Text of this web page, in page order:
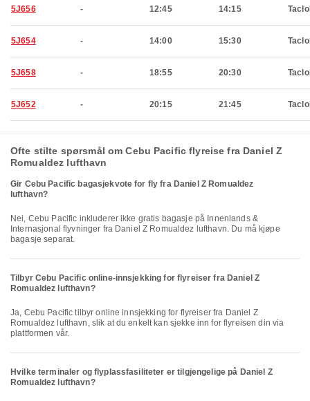
5J656 - 12:45 14:15
5J654 - 14:00 15:30
5J658 - 18:55 20:30
5J652 - 20:15 21:45
Ofte stilte spørsmål om Cebu Pacific flyreise fra Daniel Z
Romualdez lufthavn
Gir Cebu Pacific bagasjekvote for fly fra Daniel Z Romualdez
lufthavn?
Nei, Cebu Pacific inkluderer ikke gratis bagasje på Innenlands &
Internasjonal flyvninger fra Daniel Z Romualdez lufthavn. Du må kjøpe
bagasje separat.
Tilbyr Cebu Pacific online-innsjekking for flyreiser fra Daniel Z
Romualdez lufthavn?
Ja, Cebu Pacific tilbyr online innsjekking for flyreiser fra Daniel Z
Romualdez lufthavn, slik at du enkelt kan sjekke inn for flyreisen din via
plattformen vår.
Hvilke terminaler og flyplassfasiliteter er tilgjengelige på Daniel Z
Romualdez lufthavn?